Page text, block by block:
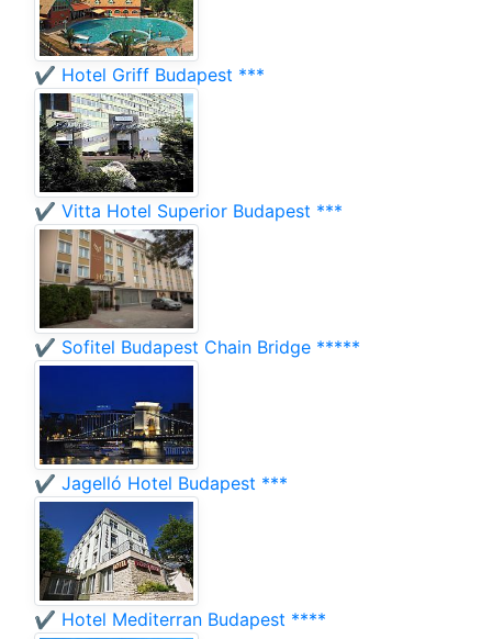
✔️ Hotel Griff Budapest ***
✔️ Vitta Hotel Superior Budapest ***
✔️ Sofitel Budapest Chain Bridge *****
✔️ Jagelló Hotel Budapest ***
✔️ Hotel Mediterran Budapest ****